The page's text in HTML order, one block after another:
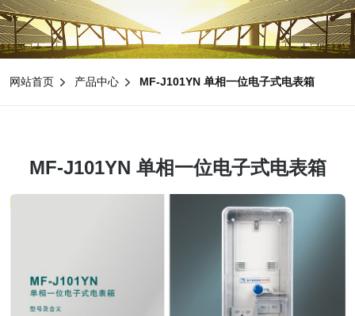
网站首页 产品中心 MF-J101YN 单相一位电子式电表箱
MF-J101YN 单相一位电子式电表箱